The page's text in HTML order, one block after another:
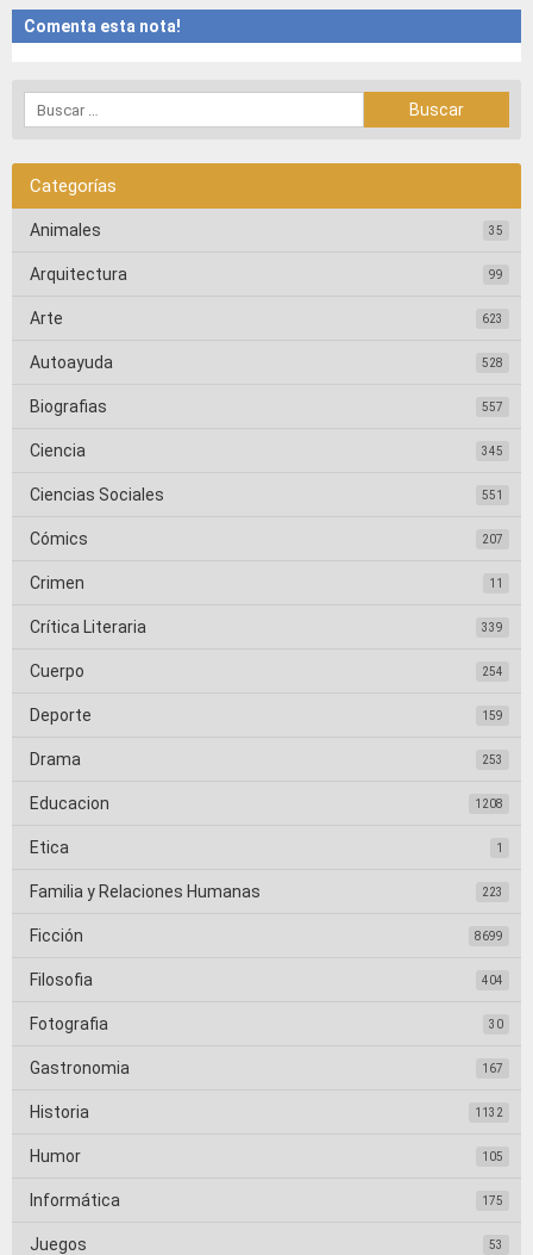
Comenta esta nota!
Categorías
Animales 35
Arquitectura 99
Arte 623
Autoayuda 528
Biografias 557
Ciencia 345
Ciencias Sociales 551
Cómics 207
Crimen 11
Crítica Literaria 339
Cuerpo 254
Deporte 159
Drama 253
Educacion 1208
Etica 1
Familia y Relaciones Humanas 223
Ficción 8699
Filosofia 404
Fotografia 30
Gastronomia 167
Historia 1132
Humor 105
Informática 175
Juegos 53